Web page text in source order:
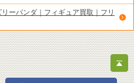
ーパンダ｜フィギュア買取｜フリ